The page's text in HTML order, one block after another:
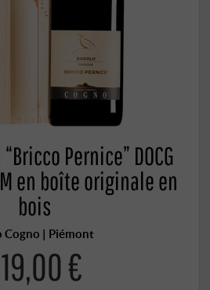
Pernice” DOCG
en boîte originale en
bois
Cogno | Piémont
€